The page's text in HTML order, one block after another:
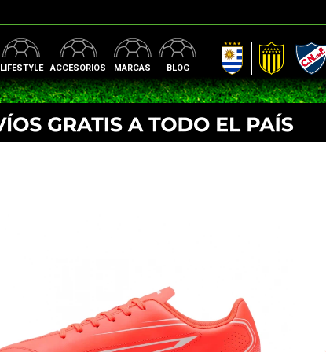
LIFESTYLE ACCESORIOS MARCAS BLOG
AUF Peñarol Nacional